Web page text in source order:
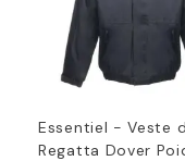
Essentiel - Veste
Regatta Dover